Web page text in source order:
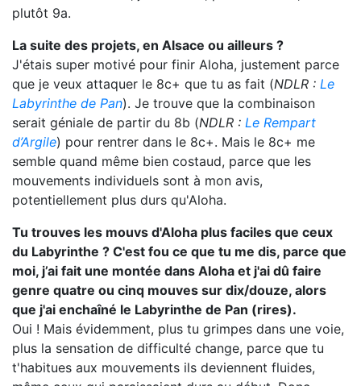
plutôt 9a.
La suite des projets, en Alsace ou ailleurs ?
J'étais super motivé pour finir Aloha, justement parce
que je veux attaquer le 8c+ que tu as fait (NDLR : Le
Labyrinthe de Pan). Je trouve que la combinaison
serait géniale de partir du 8b (NDLR : Le Rempart
d’Argile) pour rentrer dans le 8c+. Mais le 8c+ me
semble quand même bien costaud, parce que les
mouvements individuels sont à mon avis,
potentiellement plus durs qu'Aloha.
Tu trouves les mouvs d'Aloha plus faciles que ceux
du Labyrinthe ? C'est fou ce que tu me dis, parce que
moi, j’ai fait une montée dans Aloha et j'ai dû faire
genre quatre ou cinq mouves sur dix/douze, alors
que j'ai enchaîné le Labyrinthe de Pan (rires).
Oui ! Mais évidemment, plus tu grimpes dans une voie,
plus la sensation de difficulté change, parce que tu
t'habitues aux mouvements ils deviennent fluides,